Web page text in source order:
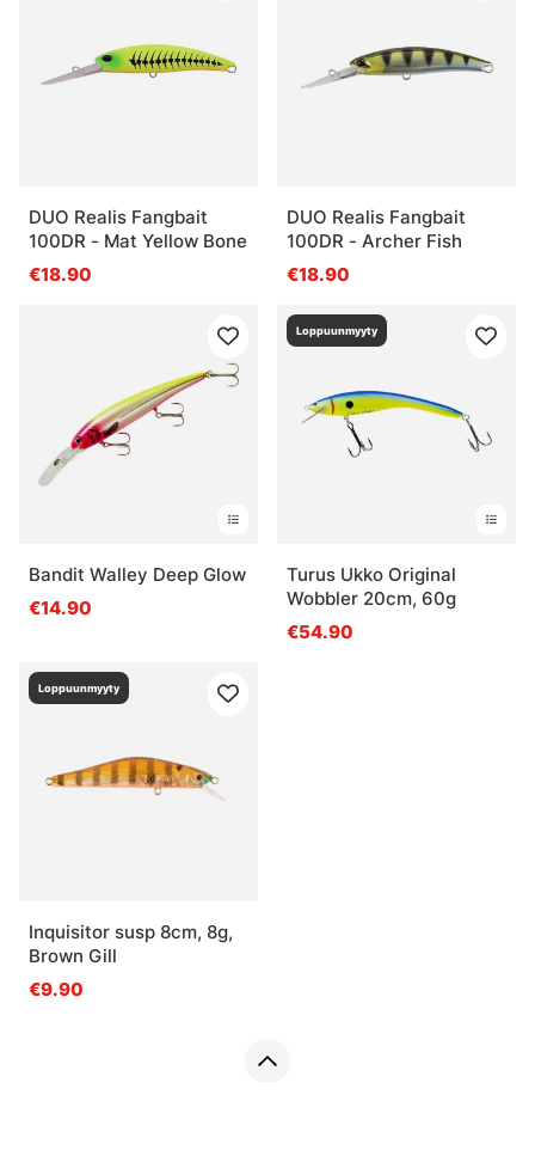
DUO Realis Fangbait
100DR - Mat Yellow Bone
€18.90
DUO Realis Fangbait
100DR - Archer Fish
€18.90
Bandit Walley Deep Glow
€14.90
Loppuunmyyty
Turus Ukko Original
Wobbler 20cm, 60g
€54.90
Loppuunmyyty
Inquisitor susp 8cm, 8g,
Brown Gill
€9.90